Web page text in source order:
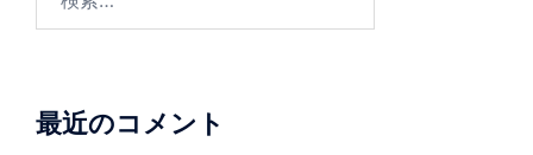
最近のコメント